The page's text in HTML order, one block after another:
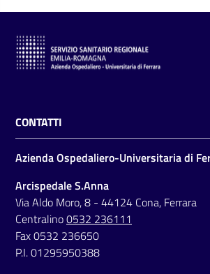
C
t
a
d
e
i
S
e
r
v
CONTATTI
Azienda Ospedaliero-Universitaria di
Arcispedale S.Anna
Via Aldo Moro, 8 - 44124 Cona, Ferrara
Centralino0532 236111
Fax 0532 236650
P.I. 01295950388